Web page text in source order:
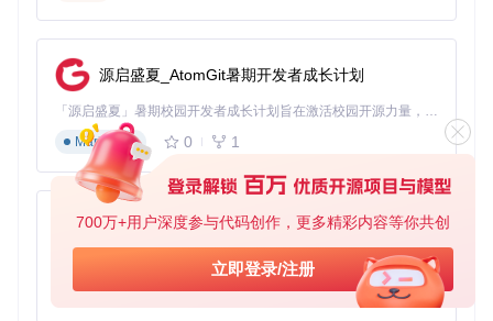
700万+用户深度参与代码创作，更多精彩内容等你共创
立即登录/注册
根据操作系统选择启动方式：
Windows系统：双击运行OpCore-Simplify.bat
macOS系统：终端执行OpCore-Simplify.command
Linux系统：通过Python运行主程序
lify.py
启动后，系统会引导完成硬件报告导入、兼容性验证、参数配
置和EFI生成四个核心步骤。每个步骤都有详细的提示和验证
机制，确保配置过程的准确性。
源启盛夏_AtomGit暑期开发者成长计划
「源启盛夏」暑期校园开发者成长计划旨在激活校园开源力量，通过积分激励、认证扶持、资源倾斜等形式，引导高校组织和开发者完成「入驻 — 建项目 — 做贡献 — 获认证 — 得资源」的完整闭环。无论你是想带领社团入驻平台的组织者，还是希望用代码贡献证明自己的开发者，都能在这里找到属于你的成长路径。
Markdown
0 1
py-xiaozhi
基于Python的Xiaozhi AI，适用于想要完整Xiaozhi体验而无需拥有专用硬件的用户。
Python
0 1